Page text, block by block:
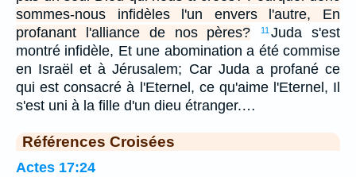
sommes-nous infidèles l'un envers l'autre, En
profanant l'alliance de nos pères?
11 Juda s'est
montré infidèle, Et une abomination a été commise
en Israël et à Jérusalem; Car Juda a profané ce
qui est consacré à l'Eternel, ce qu'aime l'Eternel, Il
s'est uni à la fille d'un dieu étranger.…
Références Croisées
Actes 17:24